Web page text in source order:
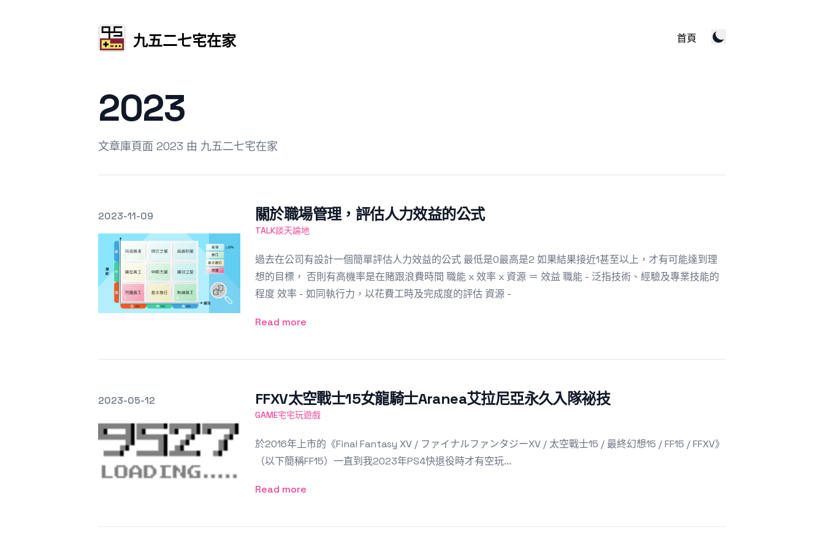
九五二七宅在家 首頁
2023
文章庫頁面 2023 由 九五二七宅在家
發文於
2023-11-09
關於職場管理，評估人力效益的公式
TALK談天論地
過去在公司有設計一個簡單評估人力效益的公式 最低是0最高是2 如果結果接近1甚至以上，才有可能達到理
想的目標， 否則有高機率是在賭跟浪費時間 職能 x 效率 x 資源 ＝ 效益 職能 - 泛指技術、經驗及專業技能的
程度 效率 - 如同執行力，以花費工時及完成度的評估 資源 -
Read more
發文於
2023-05-12
FFXV太空戰士15女龍騎士Aranea艾拉尼亞永久入隊祕技
GAME宅宅玩遊戲
於2016年上市的《Final Fantasy XV / ファイナルファンタジーXV / 太空戰士15 / 最終幻想15 / FF15 / FFXV》
（以下簡稱FF15）一直到我2023年PS4快退役時才有空玩...
Read more